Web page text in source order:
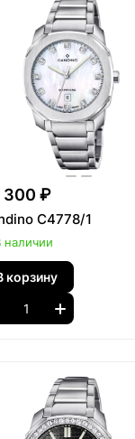
300 ₽
C4778/1
наличии
корзину